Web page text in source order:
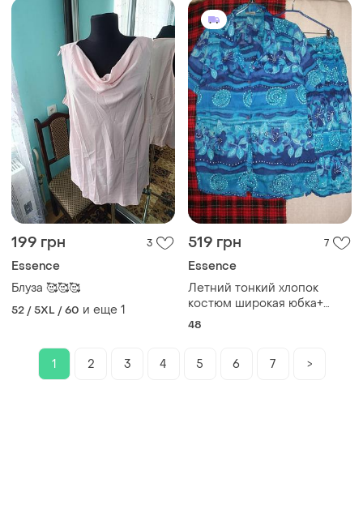
199 грн 3
Essence
Блуза 🥰🥰🥰
52 / 5XL / 60 и еще 1
519 грн 7
Essence
Летний тонкий хлопок
костюм широкая юбка+
блуза короткий рукав
48
1 2 3 4 5 6 7 >